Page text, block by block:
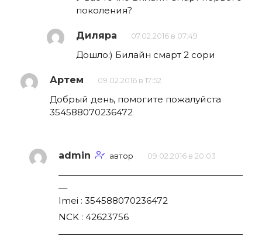
поколения?
Диляра 07.02.2016 в 07:49
Дошло:) Билайн смарт 2 сори
Артем 09.02.2016 в 17:52
Добрый день, помогите пожалуйста
354588070236472
admin автор 09.02.2016 в 20:03
—————————————————————
—
Imei : 354588070236472
NCK : 42623756
—————————————————————